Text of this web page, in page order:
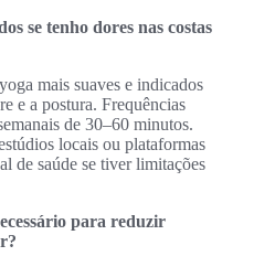
se tenho dores nas costas
mais suaves e indicados
e a postura. Frequências
de 30–60 minutos.
locais ou plataformas
de saúde se tiver limitações
para reduzir